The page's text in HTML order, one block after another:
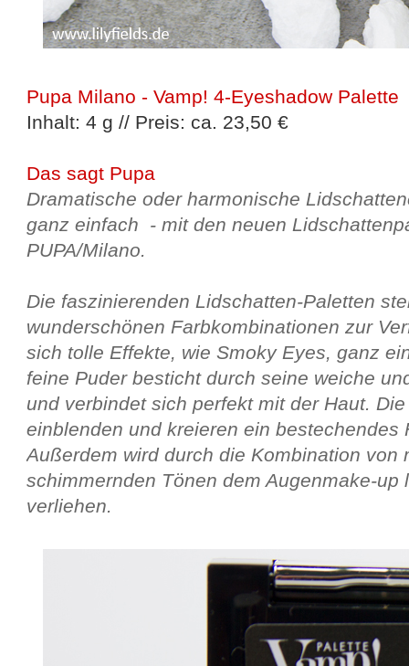
Pupa Milano - Vamp! 4-Eyeshadow Palette
Inhalt: 4 g // Preis: ca. 23,50 €
Das sagt Pupa
Dramatische oder harmonische
ganz einfach - mit den neuen
PUPA/Milano.
Die faszinierenden Lidschatten-Paletten
wunderschönen Farbkombinationen zur
sich tolle Effekte, wie Smoky Eyes, ganz
feine Puder besticht durch seine weiche
und verbindet sich perfekt mit der Haut.
einblenden und kreieren ein bestechendes
Außerdem wird durch die Kombination von
schimmernden Tönen dem Augenmake-up
verliehen.